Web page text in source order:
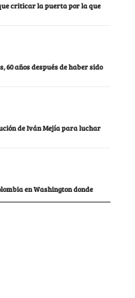
criticar la puerta por la que
60 años después de haber sido
de Iván Mejía para luchar
en Washington donde